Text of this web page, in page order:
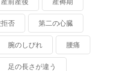
否 第二の心臓
腕のしびれ 腰痛
足の長さが違う